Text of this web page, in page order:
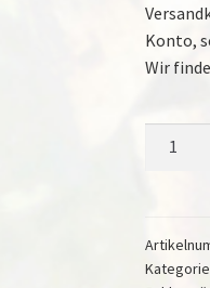
Konto,
Wir
Liebe
(Single